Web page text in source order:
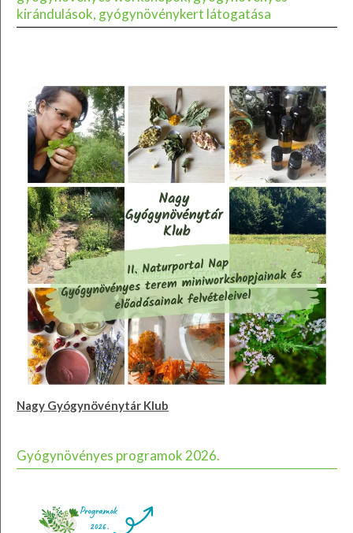
kirándulások, gyógynövénykert látogatása
Nagy Gyógynövénytár Klub
Gyógynövényes programok 2026.